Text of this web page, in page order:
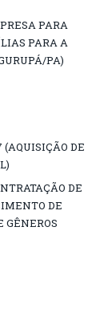
PARA
PARA A
PA)
(AQUISIÇÃO DE
DE
DE